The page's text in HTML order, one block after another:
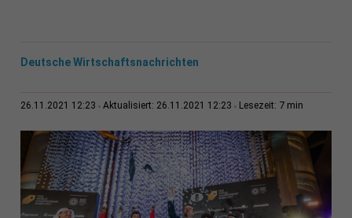
Deutsche Wirtschaftsnachrichten
26.11.2021 12:23 Aktualisiert: 26.11.2021 12:23 Lesezeit: 7 min